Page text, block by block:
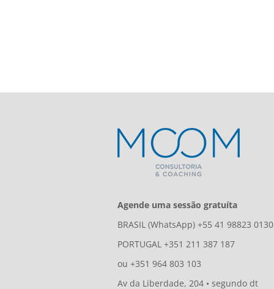
Agende uma sessão gratuíta
BRASIL (WhatsApp) +55 41 98823 0130
PORTUGAL +351 211 387 187
ou +351 964 803 103
Av da Liberdade, 204 • segundo dt